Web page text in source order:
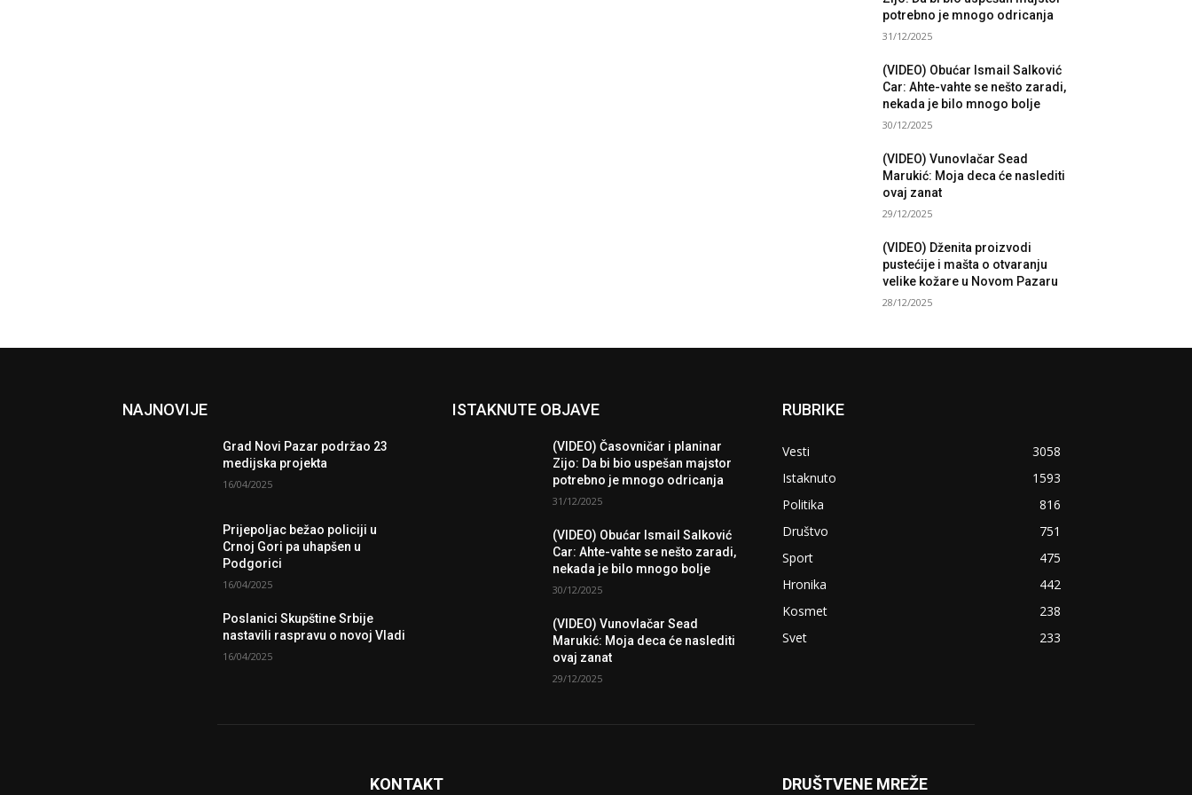
potrebno je mnogo odricanja
31/12/2025
(VIDEO) Obućar Ismail Salković
Car: Ahte-vahte se nešto zaradi,
nekada je bilo mnogo bolje
30/12/2025
(VIDEO) Vunovlačar Sead
Marukić: Moja deca će naslediti
ovaj zanat
29/12/2025
(VIDEO) Dženita proizvodi
pustećije i mašta o otvaranju
velike kožare u Novom Pazaru
28/12/2025
NAJNOVIJE
Grad Novi Pazar podržao 23
medijska projekta
16/04/2025
Prijepoljac bežao policiji u
Crnoj Gori pa uhapšen u
Podgorici
16/04/2025
Poslanici Skupštine Srbije
nastavili raspravu o novoj Vladi
16/04/2025
ISTAKNUTE OBJAVE
(VIDEO) Časovničar i planinar
Zijo: Da bi bio uspešan majstor
potrebno je mnogo odricanja
31/12/2025
(VIDEO) Obućar Ismail Salković
Car: Ahte-vahte se nešto zaradi,
nekada je bilo mnogo bolje
30/12/2025
(VIDEO) Vunovlačar Sead
Marukić: Moja deca će naslediti
ovaj zanat
29/12/2025
RUBRIKE
Vesti
3058
Istaknuto
1593
Politika
816
Društvo
751
Sport
475
Hronika
442
Kosmet
238
Svet
233
KONTAKT DRUŠTVENE MREŽE